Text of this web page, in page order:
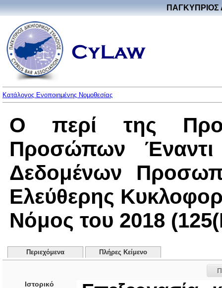
ΠΑΓΚΥΠΡΙΟΣ
Κατάλογος Ενοποιημένης Νομοθεσίας
Ο περί της
Προσώπων Έναντι
Δεδομένων
Ελεύθερης
Νόμος του 2018
Περιεχόμενα Πλήρες Κείμενο
Ιστορικό